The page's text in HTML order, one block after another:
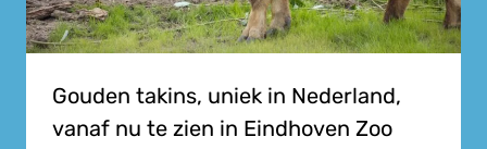
Gouden takins, uniek in Nederland,
vanaf nu te zien in Eindhoven Zoo